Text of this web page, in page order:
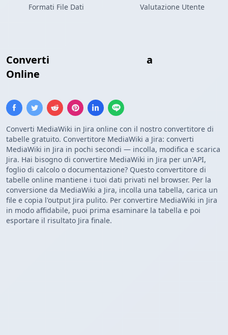
Converti a
Online
Converti MediaWiki in Jira online con il nostro convertitore di
tabelle gratuito. Convertitore MediaWiki a Jira: converti
MediaWiki in Jira in pochi secondi — incolla, modifica e scarica
Jira. Hai bisogno di convertire MediaWiki in Jira per un'API,
foglio di calcolo o documentazione? Questo convertitore di
tabelle online mantiene i tuoi dati privati nel browser. Per la
conversione da MediaWiki a Jira, incolla una tabella, carica un
file e copia l'output Jira pulito. Per convertire MediaWiki in Jira
in modo affidabile, puoi prima esaminare la tabella e poi
esportare il risultato Jira finale.
Formati File Dati Valutazione Utente